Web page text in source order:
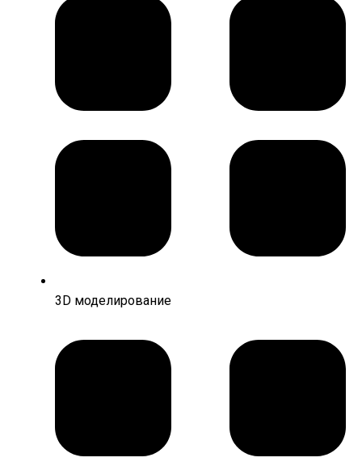
3D моделирование